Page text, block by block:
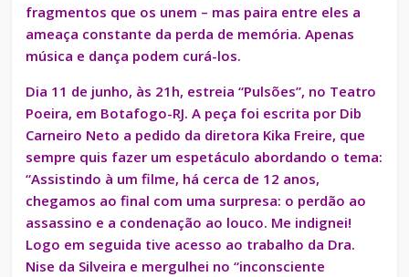
fragmentos que os unem – mas paira entre eles a
ameaça constante da perda de memória. Apenas
música e dança podem curá-los.
Dia 11 de junho, às 21h, estreia “Pulsões”, no Teatro
Poeira, em Botafogo-RJ. A peça foi escrita por Dib
Carneiro Neto a pedido da diretora Kika Freire, que
sempre quis fazer um espetáculo abordando o tema:
“Assistindo à um filme, há cerca de 12 anos,
chegamos ao final com uma surpresa: o perdão ao
assassino e a condenação ao louco. Me indignei!
Logo em seguida tive acesso ao trabalho da Dra.
Nise da Silveira e mergulhei no “inconsciente